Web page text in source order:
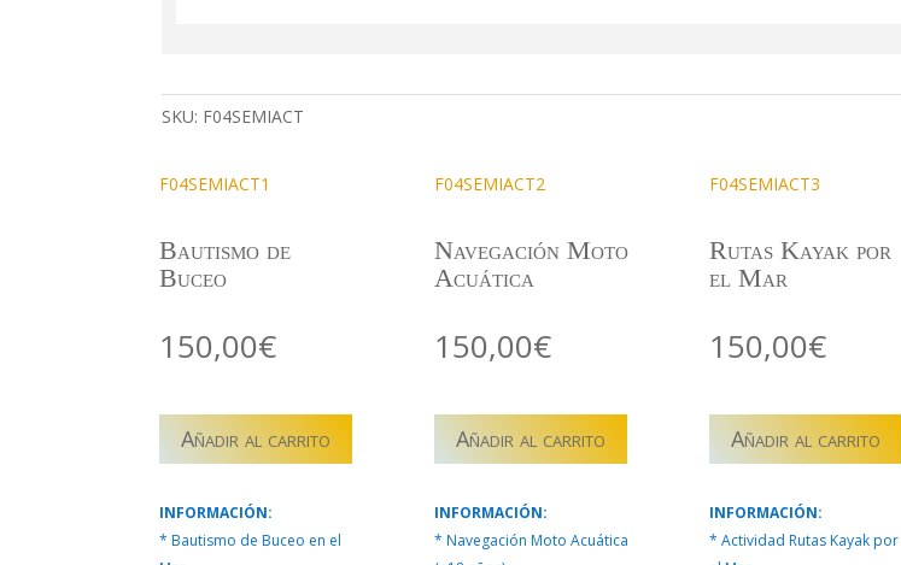
SKU: F04SEMIACT
F04SEMIACT1
Bautismo de
Buceo
150,00€
F04SEMIACT1
BAUTISMO
Añadir al carrito
INFORMACIÓN:
* Bautismo de Buceo en el
F04SEMIACT2
Navegación Moto
Acuática
150,00€
F04SEMIACT2
NAVEGACIÓN
cantidad
Añadir al carrito
INFORMACIÓN:
* Navegación Moto Acuática
F04SEMIACT3
Rutas Kayak por
el Mar
150,00€
F04SEMIACT3
RUTAS
Añadir al carrito
INFORMACIÓN:
* Actividad Rutas Kayak por